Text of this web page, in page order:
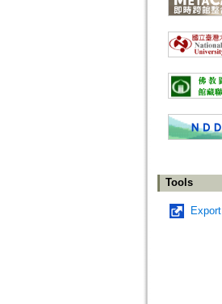
Tools
Export